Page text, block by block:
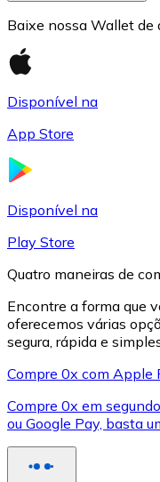
XRP
XRP
Baixe nossa Wallet de
Disponível na
App Store
Disponível na
Play Store
Quatro maneiras de
Encontre a forma que
oferecemos várias
segura, rápida e
Compre 0x com Apple
Compre 0x em
ou Google Pay, basta